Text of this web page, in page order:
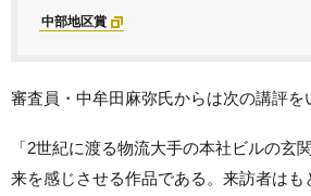
中部地区賞
審査員・中牟田麻弥氏からは次の講評を
「2世紀に渡る物流大手の本社ビルの玄
来を感じさせる作品である。来訪者はも